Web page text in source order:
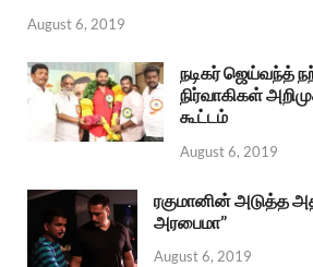
August 6, 2019
நடிகர் ஜெய்வந்த்
நிர்வாகிகள்
கூட்டம்
August 6, 2019
ரகுமானின் அடுத்த
அரபைமா”
August 6, 2019